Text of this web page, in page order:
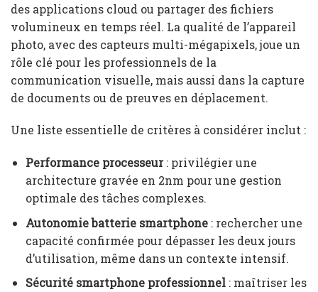
des applications cloud ou partager des fichiers
volumineux en temps réel. La qualité de l’appareil
photo, avec des capteurs multi-mégapixels, joue un
rôle clé pour les professionnels de la
communication visuelle, mais aussi dans la capture
de documents ou de preuves en déplacement.
Une liste essentielle de critères à considérer inclut :
Performance processeur: privilégier une
architecture gravée en 2nm pour une gestion
optimale des tâches complexes.
Autonomie batterie smartphone: rechercher une
capacité confirmée pour dépasser les deux jours
d’utilisation, même dans un contexte intensif.
Sécurité smartphone professionnel: maîtriser les